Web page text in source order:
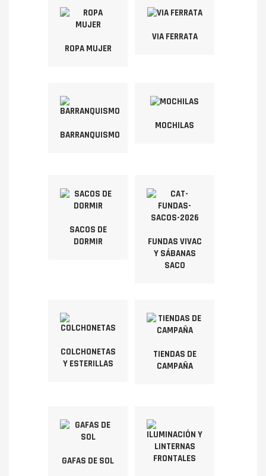
ROPA MUJER
VIA FERRATA
BARRANQUISMO
MOCHILAS
SACOS DE
DORMIR
FUNDAS VIVAC
Y SÁBANAS
SACO
COLCHONETAS
Y ESTERILLAS
TIENDAS DE
CAMPAÑA
GAFAS DE SOL